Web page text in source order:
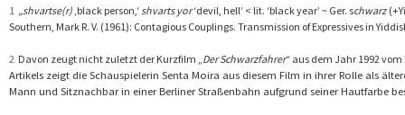
1 „shvartse(r) black person,‘ shvarts yor‘devil, hell’ < lit. ‘black year’ ~ Ger. schwarz
Southern, Mark R. V. (1961): Contagious Couplings. Transmission of Expressives in
2 Davon zeugt nicht zuletzt der Kurzfilm „Der Schwarzfahrer“ aus dem Jahr 1992
Artikels zeigt die Schauspielerin Senta Moira aus diesem Film in ihrer Rolle als
Mann und Sitznachbar in einer Berliner Straßenbahn aufgrund seiner Hautfarbe